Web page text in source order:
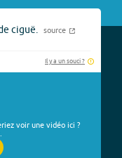
ciguë. source
Il y a un souci ?
voir une vidéo ici ?